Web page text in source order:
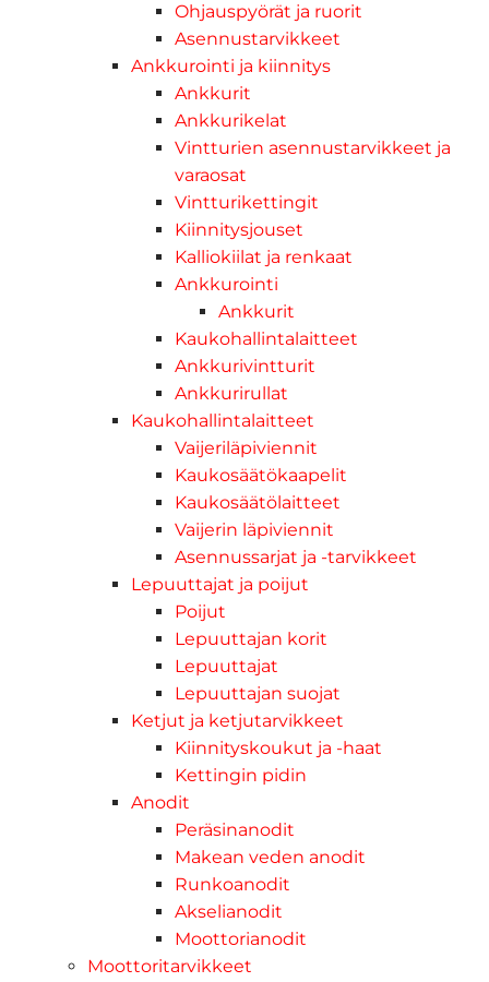
Ohjauspyörät ja ruorit
Asennustarvikkeet
Ankkurointi ja kiinnitys
Ankkurit
Ankkurikelat
Vintturien asennustarvikkeet ja
varaosat
Vintturikettingit
Kiinnitysjouset
Kalliokiilat ja renkaat
Ankkurointi
Ankkurit
Kaukohallintalaitteet
Ankkurivintturit
Ankkurirullat
Kaukohallintalaitteet
Vaijeriläpiviennit
Kaukosäätökaapelit
Kaukosäätölaitteet
Vaijerin läpiviennit
Asennussarjat ja -tarvikkeet
Lepuuttajat ja poijut
Poijut
Lepuuttajan korit
Lepuuttajat
Lepuuttajan suojat
Ketjut ja ketjutarvikkeet
Kiinnityskoukut ja -haat
Kettingin pidin
Anodit
Peräsinanodit
Makean veden anodit
Runkoanodit
Akselianodit
Moottorianodit
Moottoritarvikkeet